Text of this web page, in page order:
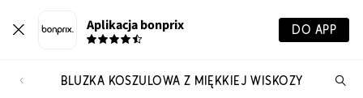
Aplikacja bonprix DO APP
BLUZKA KOSZULOWA Z MIĘKKIEJ WISKOZY